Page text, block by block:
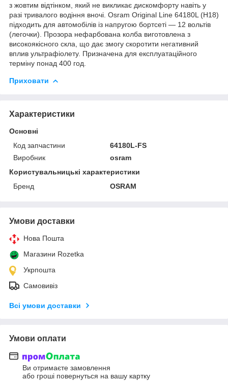
з жовтим відтінком, який не викликає дискомфорту навіть у
разі тривалого водіння вночі. Osram Original Line 64180L (H18)
підходить для автомобілів із напругою бортсеті — 12 вольтів
(легочки). Прозора нефарбована колба виготовлена з
високоякісного скла, що дає змогу скоротити негативний
вплив ультрафіолету. Призначена для експлуатаційного
терміну понад 400 год.
Приховати
Характеристики
Основні
Код запчастини
64180L-FS
Виробник
osram
Користувальницькі характеристики
Бренд
OSRAM
Умови доставки
Нова Пошта
Магазини Rozetka
Укрпошта
Самовивіз
Всі умови доставки
Умови оплати
Ви отримаєте замовлення
або гроші повернуться на вашу картку